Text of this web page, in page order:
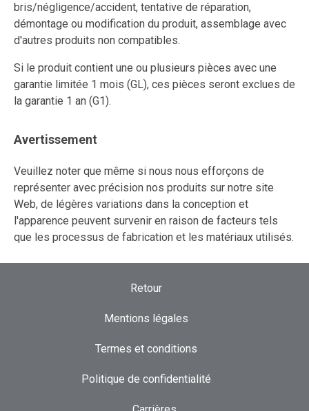
bris/négligence/accident, tentative de réparation,
démontage ou modification du produit, assemblage avec
d'autres produits non compatibles.
Si le produit contient une ou plusieurs pièces avec une
garantie limitée 1 mois (GL), ces pièces seront exclues de
la garantie 1 an (G1).
Avertissement
Veuillez noter que même si nous nous efforçons de
représenter avec précision nos produits sur notre site
Web, de légères variations dans la conception et
l'apparence peuvent survenir en raison de facteurs tels
que les processus de fabrication et les matériaux utilisés.
Retour
Mentions légales
Termes et conditions
Politique de confidentialité